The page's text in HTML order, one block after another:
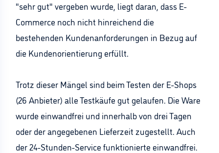
"sehr gut" vergeben wurde, liegt daran, dass E-
Commerce noch nicht hinreichend die
bestehenden Kundenanforderungen in Bezug auf
die Kundenorientierung erfüllt.
Trotz dieser Mängel sind beim Testen der E-Shops
(26 Anbieter) alle Testkäufe gut gelaufen. Die Ware
wurde einwandfrei und innerhalb von drei Tagen
oder der angegebenen Lieferzeit zugestellt. Auch
der 24-Stunden-Service funktionierte einwandfrei.